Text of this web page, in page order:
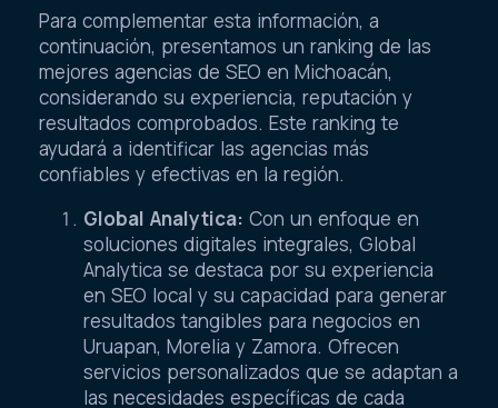
Para complementar esta información, a
continuación, presentamos un ranking de las
mejores agencias de SEO en Michoacán,
considerando su experiencia, reputación y
resultados comprobados. Este ranking te
ayudará a identificar las agencias más
confiables y efectivas en la región.
Global Analytica: Con un enfoque en
soluciones digitales integrales, Global
Analytica se destaca por su experiencia
en SEO local y su capacidad para generar
resultados tangibles para negocios en
Uruapan, Morelia y Zamora. Ofrecen
servicios personalizados que se adaptan a
las necesidades específicas de cada